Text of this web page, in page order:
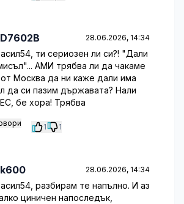
28.06.2026, 14:34
ти сериозен ли си?! "Дали
АМИ трябва ли да чакаме
Москва да ни каже дали има
да си пазим държавата? Нали
бе хора! Трябва
1 1
28.06.2026, 14:34
разбирам те напълно. И аз
циничен напоследък,